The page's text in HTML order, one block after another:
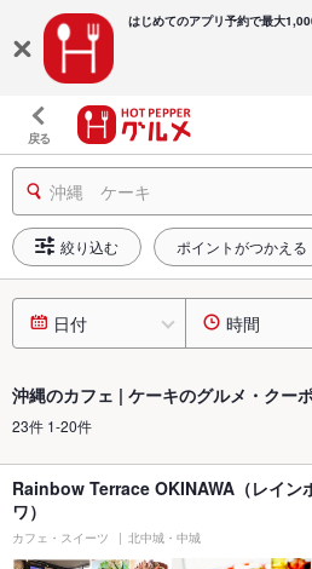
はじめてのアプリ予約で最大
戻る
沖縄 ケーキ
絞り込む ポイントがつかえる
日付 時間
沖縄のカフェ | ケーキのグルメ・クー
23件 1-20件
Rainbow Terrace OKINAWA（レイン
ワ）
カフェ・スイーツ 北中城・中城